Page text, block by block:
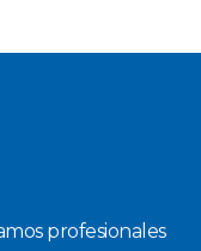
profesionales